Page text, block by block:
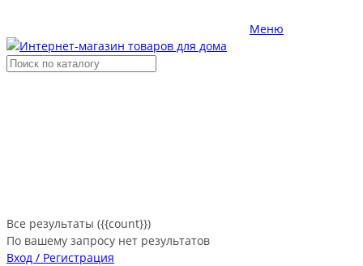
Меню
Все результаты ({{count}})
По вашему запросу нет результатов
Вход / Регистрация